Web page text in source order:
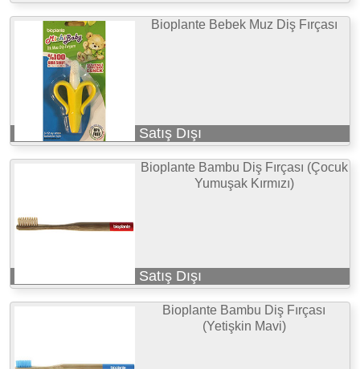
Bioplante Bebek Muz Diş Fırçası
Satış Dışı
Bioplante Bambu Diş Fırçası (Çocuk
Yumuşak Kırmızı)
Satış Dışı
Bioplante Bambu Diş Fırçası
(Yetişkin Mavi)